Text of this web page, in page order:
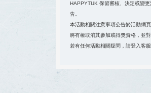
HAPPYTUK 保留審核、決定或變
告。
本活動相關注意事項公告於活動網
將有權取消其參加或得獎資格，並
若有任何活動相關疑問，請登入客